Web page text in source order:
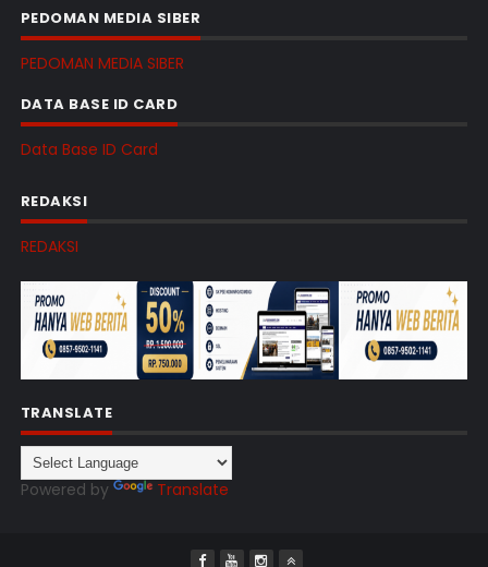
PEDOMAN MEDIA SIBER
PEDOMAN MEDIA SIBER
DATA BASE ID CARD
Data Base ID Card
REDAKSI
REDAKSI
TRANSLATE
Powered by Translate